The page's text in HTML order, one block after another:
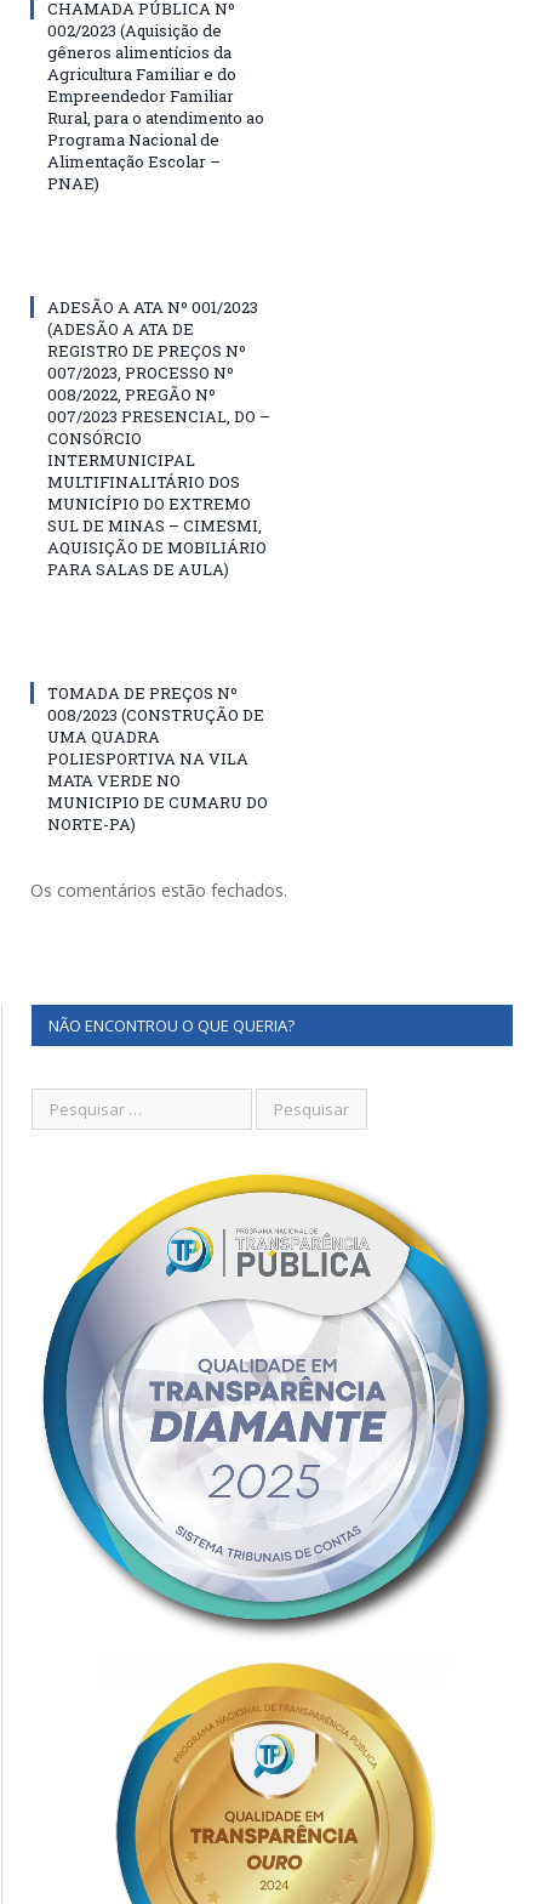
CHAMADA PÚBLICA Nº
002/2023 (Aquisição de
gêneros alimentícios da
Agricultura Familiar e do
Empreendedor Familiar
Rural, para o atendimento ao
Programa Nacional de
Alimentação Escolar –
PNAE)
ADESÃO A ATA Nº 001/2023
(ADESÃO A ATA DE
REGISTRO DE PREÇOS Nº
007/2023, PROCESSO Nº
008/2022, PREGÃO Nº
007/2023 PRESENCIAL, DO –
CONSÓRCIO
INTERMUNICIPAL
MULTIFINALITÁRIO DOS
MUNICÍPIO DO EXTREMO
SUL DE MINAS – CIMESMI,
AQUISIÇÃO DE MOBILIÁRIO
PARA SALAS DE AULA)
TOMADA DE PREÇOS Nº
008/2023 (CONSTRUÇÃO DE
UMA QUADRA
POLIESPORTIVA NA VILA
MATA VERDE NO
MUNICIPIO DE CUMARU DO
NORTE-PA)
Os comentários estão fechados.
NÃO ENCONTROU O QUE QUERIA?